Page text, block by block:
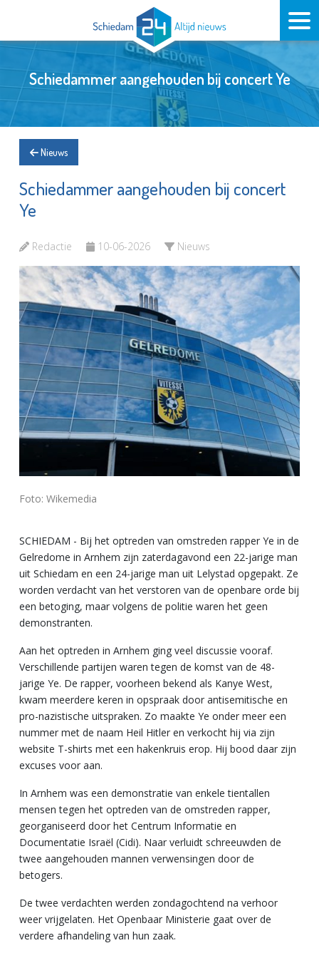
Schiedammer aangehouden bij concert Ye
Nieuws
Schiedammer aangehouden bij concert
Ye
Redactie 10-06-2026 Nieuws
Foto: Wikemedia
SCHIEDAM - Bij het optreden van omstreden rapper Ye in de
Gelredome in Arnhem zijn zaterdagavond een 22-jarige man
uit Schiedam en een 24-jarige man uit Lelystad opgepakt. Ze
worden verdacht van het verstoren van de openbare orde bij
een betoging, maar volgens de politie waren het geen
demonstranten.
Aan het optreden in Arnhem ging veel discussie vooraf.
Verschillende partijen waren tegen de komst van de 48-
jarige Ye. De rapper, voorheen bekend als Kanye West,
kwam meerdere keren in opspraak door antisemitische en
pro-nazistische uitspraken. Zo maakte Ye onder meer een
nummer met de naam Heil Hitler en verkocht hij via zijn
website T-shirts met een hakenkruis erop. Hij bood daar zijn
excuses voor aan.
In Arnhem was een demonstratie van enkele tientallen
mensen tegen het optreden van de omstreden rapper,
georganiseerd door het Centrum Informatie en
Documentatie Israël (Cidi). Naar verluidt schreeuwden de
twee aangehouden mannen verwensingen door de
betogers.
De twee verdachten werden zondagochtend na verhoor
weer vrijgelaten. Het Openbaar Ministerie gaat over de
verdere afhandeling van hun zaak.